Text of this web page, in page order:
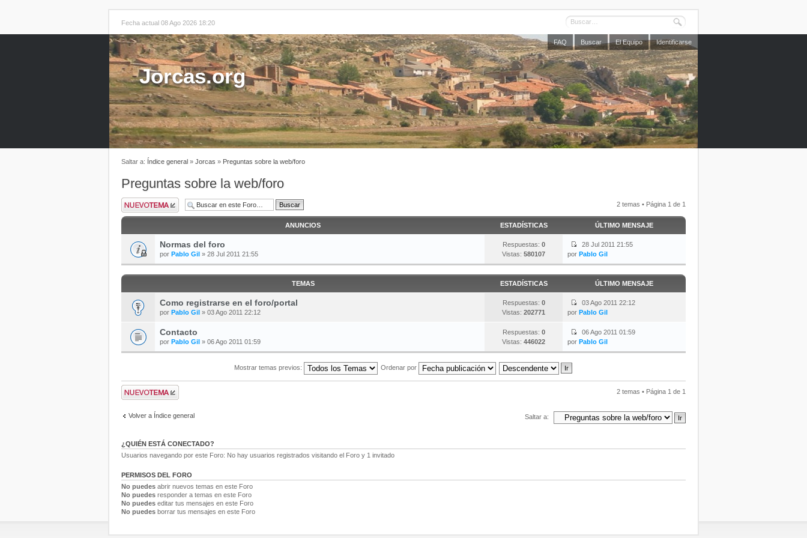
Fecha actual 08 Ago 2026 18:20
FAQ Buscar El Equipo Identificarse
Jorcas.org
Saltar a: Índice general » Jorcas » Preguntas sobre la web/foro
Preguntas sobre la web/foro
2 temas • Página 1 de 1
ANUNCIOS ESTADÍSTICAS ÚLTIMO MENSAJE
Normas del foro
por Pablo Gil » 28 Jul 2011 21:55
Respuestas: 0
Vistas: 580107
28 Jul 2011 21:55
por Pablo Gil
TEMAS ESTADÍSTICAS ÚLTIMO MENSAJE
Como registrarse en el foro/portal
por Pablo Gil » 03 Ago 2011 22:12
Respuestas: 0
Vistas: 202771
03 Ago 2011 22:12
por Pablo Gil
Contacto
por Pablo Gil » 06 Ago 2011 01:59
Respuestas: 0
Vistas: 446022
06 Ago 2011 01:59
por Pablo Gil
Mostrar temas previos: Ordenar por
2 temas • Página 1 de 1
Volver a Índice general Saltar a:
¿QUIÉN ESTÁ CONECTADO?
Usuarios navegando por este Foro: No hay usuarios registrados visitando el Foro y 1 invitado
PERMISOS DEL FORO
No puedes abrir nuevos temas en este Foro
No puedes responder a temas en este Foro
No puedes editar tus mensajes en este Foro
No puedes borrar tus mensajes en este Foro